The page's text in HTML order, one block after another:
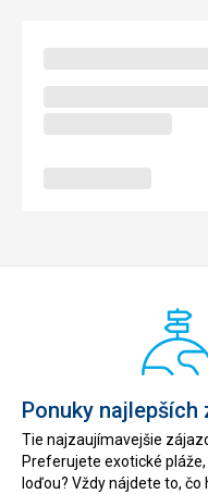
Ponuky
Tie najzaujímavejšie
Preferujete exotické
loďou? Vždy nájdete to,